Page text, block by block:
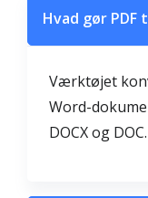
Hvad gør PDF
Værktøjet
Word-
DOCX og DOC.